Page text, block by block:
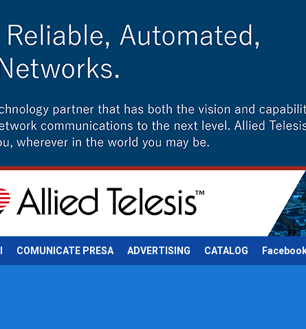
COMUNICATE PRESA ADVERTISING CATALOG